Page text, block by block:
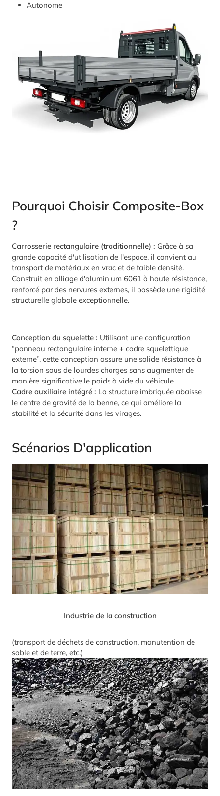
Autonome
Pourquoi Choisir Composite-Box
?
Carrosserie rectangulaire (traditionnelle) : Grâce à sa
grande capacité d'utilisation de l'espace, il convient au
transport de matériaux en vrac et de faible densité.
Construit en alliage d'aluminium 6061 à haute résistance,
renforcé par des nervures externes, il possède une rigidité
structurelle globale exceptionnelle.
Conception du squelette : Utilisant une configuration
“panneau rectangulaire interne + cadre squelettique
externe”, cette conception assure une solide résistance à
la torsion sous de lourdes charges sans augmenter de
manière significative le poids à vide du véhicule.
Cadre auxiliaire intégré : La structure imbriquée abaisse
le centre de gravité de la benne, ce qui améliore la
stabilité et la sécurité dans les virages.
Scénarios D'application
Industrie de la construction
(transport de déchets de construction, manutention de
sable et de terre, etc.)